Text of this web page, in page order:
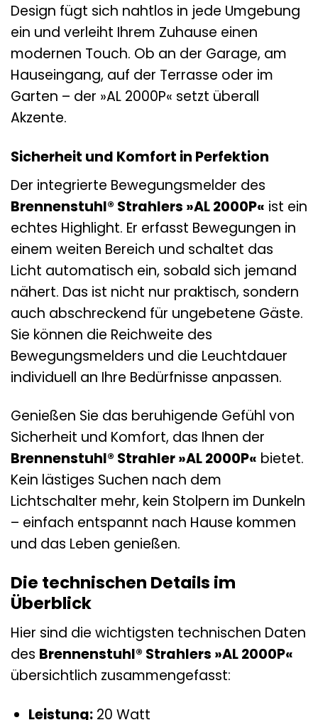
Design fügt sich nahtlos in jede Umgebung
ein und verleiht Ihrem Zuhause einen
modernen Touch. Ob an der Garage, am
Hauseingang, auf der Terrasse oder im
Garten – der »AL 2000P« setzt überall
Akzente.
Sicherheit und Komfort in Perfektion
Der integrierte Bewegungsmelder des
Brennenstuhl® Strahlers »AL 2000P« ist ein
echtes Highlight. Er erfasst Bewegungen in
einem weiten Bereich und schaltet das
Licht automatisch ein, sobald sich jemand
nähert. Das ist nicht nur praktisch, sondern
auch abschreckend für ungebetene Gäste.
Sie können die Reichweite des
Bewegungsmelders und die Leuchtdauer
individuell an Ihre Bedürfnisse anpassen.
Genießen Sie das beruhigende Gefühl von
Sicherheit und Komfort, das Ihnen der
Brennenstuhl® Strahler »AL 2000P« bietet.
Kein lästiges Suchen nach dem
Lichtschalter mehr, kein Stolpern im Dunkeln
– einfach entspannt nach Hause kommen
und das Leben genießen.
Die technischen Details im
Überblick
Hier sind die wichtigsten technischen Daten
des Brennenstuhl® Strahlers »AL 2000P«
übersichtlich zusammengefasst:
Leistung:20 Watt